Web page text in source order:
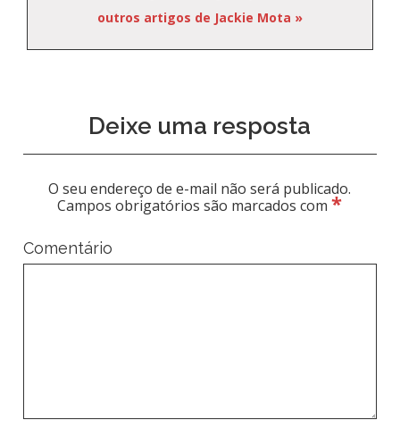
outros artigos de Jackie Mota »
Deixe uma resposta
O seu endereço de e-mail não será publicado.
Campos obrigatórios são marcados com*
Comentário